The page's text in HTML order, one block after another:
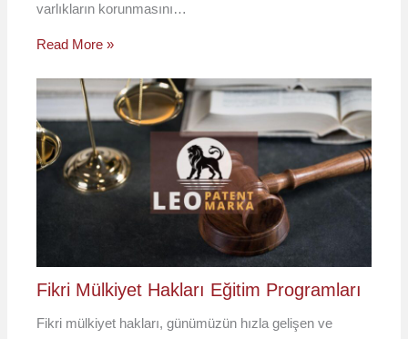
varlıkların korunmasını…
Read More »
Fikri Mülkiyet Hakları Eğitim Programları
Fikri mülkiyet hakları, günümüzün hızla gelişen ve